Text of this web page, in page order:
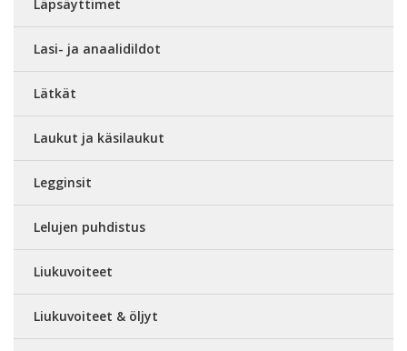
Läpsäyttimet
Lasi- ja anaalidildot
Lätkät
Laukut ja käsilaukut
Legginsit
Lelujen puhdistus
Liukuvoiteet
Liukuvoiteet & öljyt